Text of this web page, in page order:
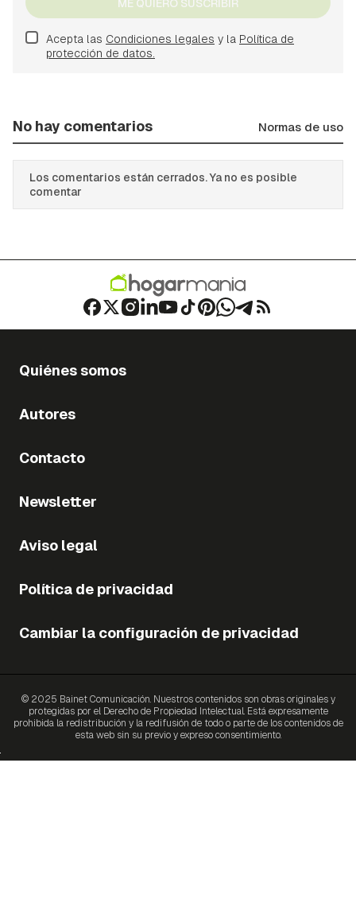
ME QUIERO SUSCRIBIR
Acepta las Condiciones legales y la Política de
protección de datos.
No hay comentarios Normas de uso
Los comentarios están cerrados. Ya no es posible
comentar
Quiénes somos
Autores
Contacto
Newsletter
Aviso legal
Política de privacidad
Cambiar la configuración de privacidad
© 2025 Bainet Comunicación. Nuestros contenidos son obras originales y
protegidas por el Derecho de Propiedad Intelectual. Está expresamente
prohibida la redistribución y la redifusión de todo o parte de los contenidos de
esta web sin su previo y expreso consentimiento.